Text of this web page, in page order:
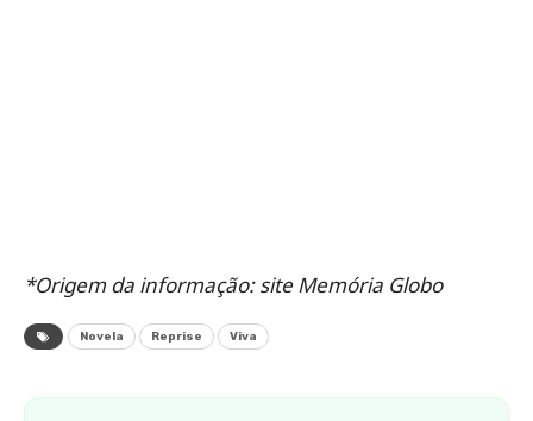
*Origem da informação: site Memória Globo
Novela Reprise Viva